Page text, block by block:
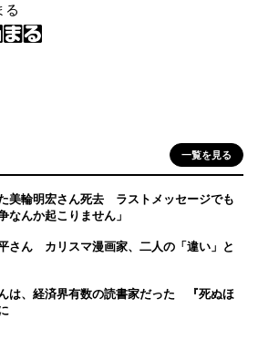
る
一覧を見る
美輪明宏さん死去 ラストメッセージでも
んか起こりません」
さん カリスマ漫画家、二人の「違い」と
は、経済界有数の読書家だった 『死ぬほ